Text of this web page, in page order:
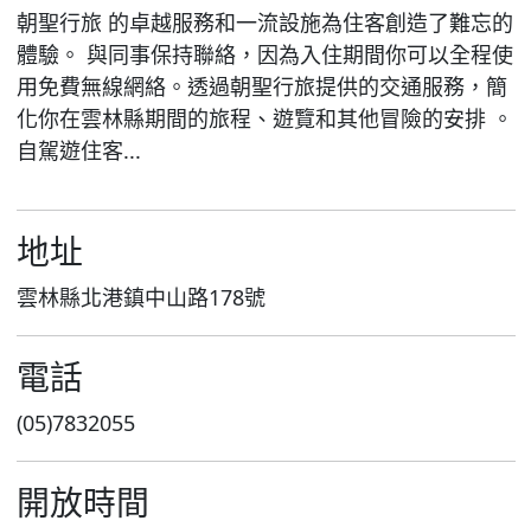
朝聖行旅 的卓越服務和一流設施為住客創造了難忘的
體驗。 與同事保持聯絡，因為入住期間你可以全程使
用免費無線網絡。透過朝聖行旅提供的交通服務，簡
化你在雲林縣期間的旅程、遊覽和其他冒險的安排 。
自駕遊住客...
地址
雲林縣北港鎮中山路178號
電話
(05)7832055
開放時間